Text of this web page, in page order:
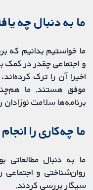
ما به دنبال چه
ما ‌خواستیم بدانیم که
و اجتماعی چقدر در کمک
اخیرا آن را ترک
موفق هستند. ما
برنامه‌ها سلامت نوزادان
ما چه‌کاری را
ما به دنبال مطالعاتی
روان‌شناختی و اجتماعی
سیگار بررسی کردند.